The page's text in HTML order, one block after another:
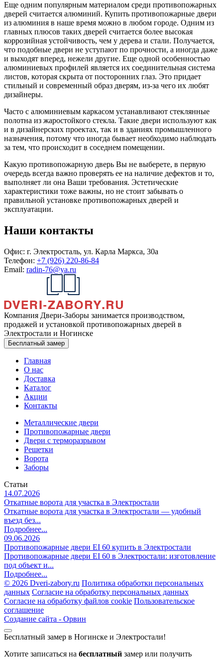
Еще одним популярным материалом среди противопожарных
дверей считается алюминий. Купить противопожарные двери
из алюминия в наше время можно в любом городе. Одним из
главных плюсов таких дверей считается более высокая
коррозийная устойчивость, чем у дерева и стали. Получается,
что подобные двери не уступают по прочности, а иногда даже
и выходят вперед, нежели другие. Еще одной особенностью
алюминиевых профилей является их соединительная система
листов, которая скрыта от посторонних глаз. Это придает
стильный и современный образ дверям, из-за чего их любят
дизайнеры.
Часто с алюминиевым каркасом устанавливают стеклянные
полотна из жаростойкого стекла. Такие двери используют как
и в дизайнерских проектах, так и в зданиях промышленного
назначения, потому что иногда бывает необходимо наблюдать
за тем, что происходит в соседнем помещении.
Какую противопожарную дверь Вы не выберете, в первую
очередь всегда важно проверять ее на наличие дефектов и то,
выполняет ли она Ваши требования. Эстетические
характеристики тоже важны, но не стоит забывать о
правильной установке противопожарных дверей и
эксплуатации.
Наши контакты
Офис: г. Электросталь, ул. Карла Маркса, 30а
Телефон: +7 (926) 220-86-84
Email: radin-76@ya.ru
Компания Двери-Заборы занимается производством,
продажей и установкой противопожарных дверей в
Электростали и Ногинске
Бесплатный замер
Главная
О нас
Доставка
Каталог
Акции
Контакты
Металлические двери
Противопожарные двери
Двери с терморазрывом
Решетки
Ворота
Заборы
Статьи
14.07.2026
Откатные ворота для участка в Электростали
Откатные ворота для участка в Электростали — удобный
въезд без...
Подробнее...
09.06.2026
Противопожарные двери EI 60 купить в Электростали
Противопожарные двери EI 60 в Электростали: изготовление
под объект и...
Подробнее...
© 2026 Dveri-zabory.ru Политика обработки персональных
данных Согласие на обработку персональных данных
Согласие на обработку файлов cookie Пользовательское
соглашение
Создание сайта - Орвин
Бесплатный замер в Ногинске и Электростали!
Хотите записаться на бесплатный замер или получить